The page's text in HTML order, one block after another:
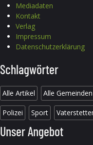
Mediadaten
Kontakt
Verlag
Impressum
Datenschutzerklärung
Schlagwörter
Alle Artikel Alle Gemeinden
Polizei Sport
Unser Angebot